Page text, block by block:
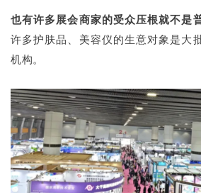
也有许多展会商家的受众压根就不是
许多护肤品、美容仪的生意对象是大
机构。